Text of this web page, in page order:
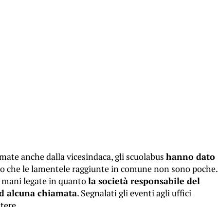
anche dalla vicesindaca, gli scuolabus hanno dato
che le lamentele raggiunte in comune non sono poche.
legate in quantola società responsabile del
alcuna chiamata. Segnalati gli eventi agli uffici